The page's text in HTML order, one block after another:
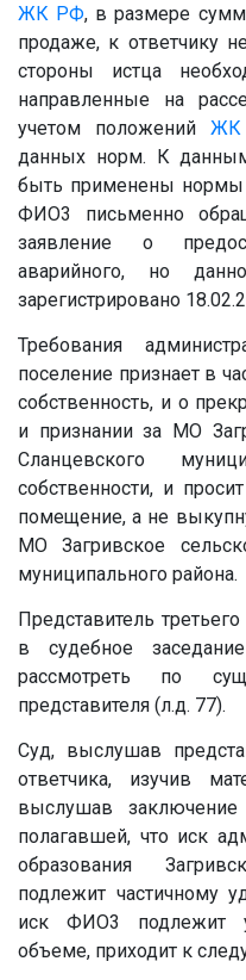
ЖК РФ, в размере
продаже, к ответчику
стороны истца
направленные на
учетом положений
данных норм. К
быть применены нормы
ФИО3
письменно
заявление о
аварийного, но
зарегистрировано
Требования
поселение признает в
собственность, и о
и признании за МО
Сланцевского
собственности, и
помещение, а не
МО Загривское
муниципального района.
Представитель
в судебное
рассмотреть по
представителя (л.д. 77).
Суд, выслушав
ответчика, изучив
выслушав
полагавшей, что иск
образования
подлежит частичному
иск ФИО3
подлежит
объеме, приходит к